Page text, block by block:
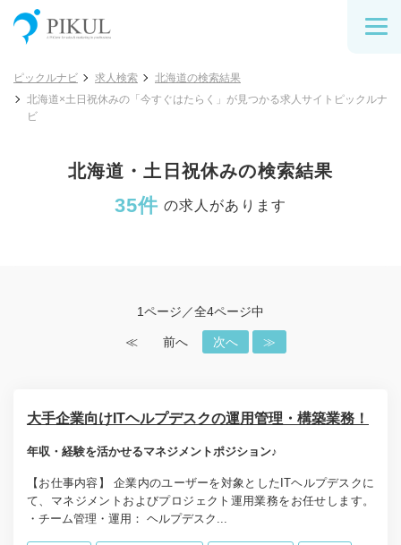
ピックルナビ 求人検索
北海道の検索結果
北海道×土日祝休みの「今すぐはたらく」が見つかる求人サイトピックルナ
ビ
北海道・土日祝休みの検索結果
35件 の求人があります
1ページ／全4ページ中
≪ 前へ 次へ ≫
大手企業向けITヘルプデスクの運用管理・構築業務！
年収・経験を活かせるマネジメントポジション♪
【お仕事内容】 企業内のユーザーを対象としたITヘルプデスクに
て、マネジメントおよびプロジェクト運用業務をお任せします。
・チーム管理・運用： ヘルプデスク...